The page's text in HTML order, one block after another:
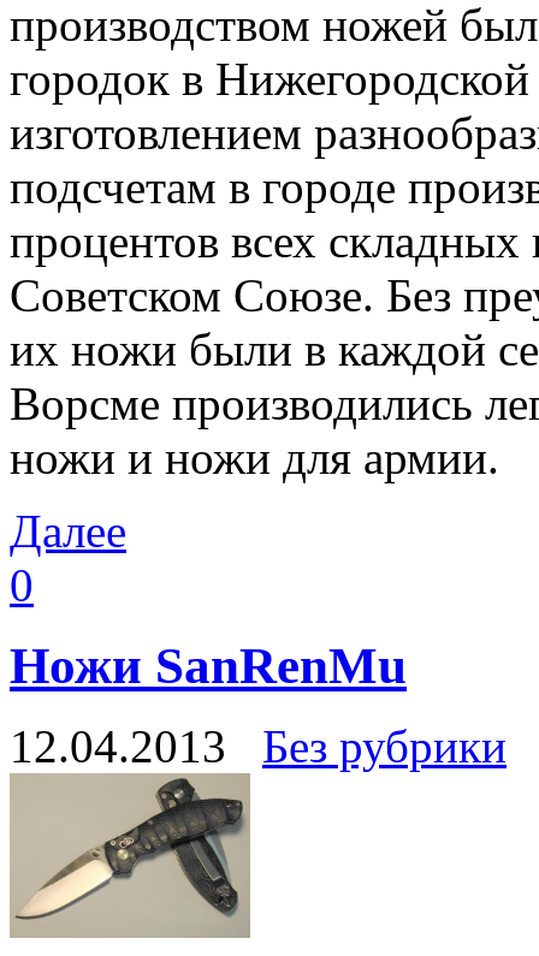
производством ножей
городок в Нижегородской
изготовлением
подсчетам в городе
процентов всех
Советском Союзе. Без
их ножи были в каждой
Ворсме производились
ножи и ножи для армии.
Далее
0
Ножи SanRenMu
12.04.2013 Без рубрики